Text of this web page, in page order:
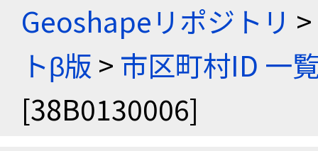
Geoshapeリポジトリ >
トβ版 > 市区町村ID 一
[38B0130006]